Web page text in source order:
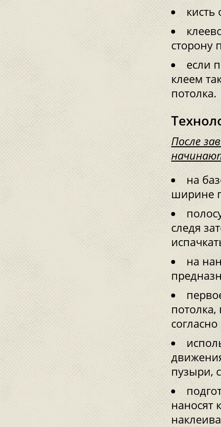
кисть
сторону
если
клеем
потолка.
После
на
ширине
следя
на
потолка,
пузыри,
наносят